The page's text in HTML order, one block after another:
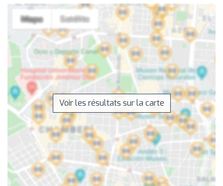
Voir les résultats sur la carte